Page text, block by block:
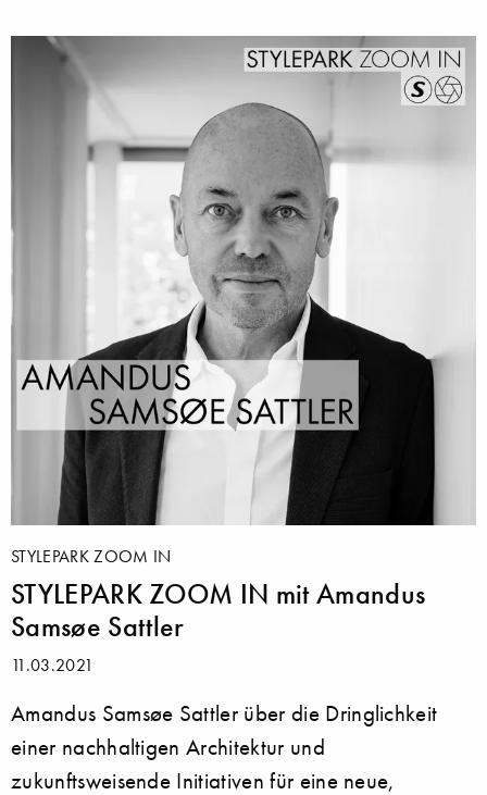
STYLEPARK ZOOM IN
STYLEPARK ZOOM IN mit Amandus
Samsøe Sattler
11.03.2021
Amandus Samsøe Sattler über die Dringlichkeit
einer nachhaltigen Architektur und
zukunftsweisende Initiativen für eine neue,